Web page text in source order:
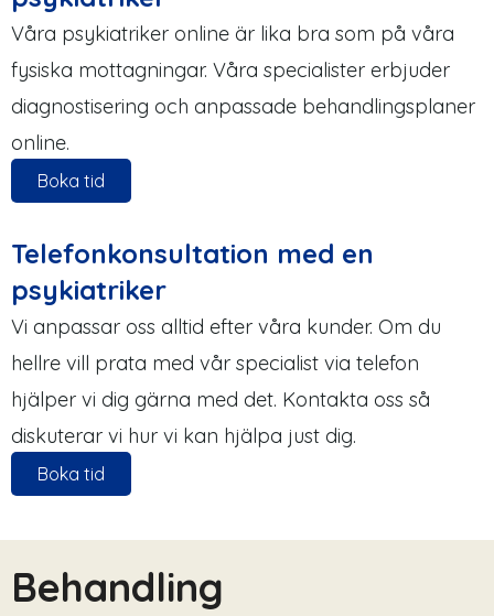
Våra psykiatriker online är lika bra som på våra
fysiska mottagningar. Våra specialister erbjuder
diagnostisering och anpassade behandlingsplaner
online.
Boka tid
Telefonkonsultation med en
psykiatriker
Vi anpassar oss alltid efter våra kunder. Om du
hellre vill prata med vår specialist via telefon
hjälper vi dig gärna med det. Kontakta oss så
diskuterar vi hur vi kan hjälpa just dig.
Boka tid
Behandling